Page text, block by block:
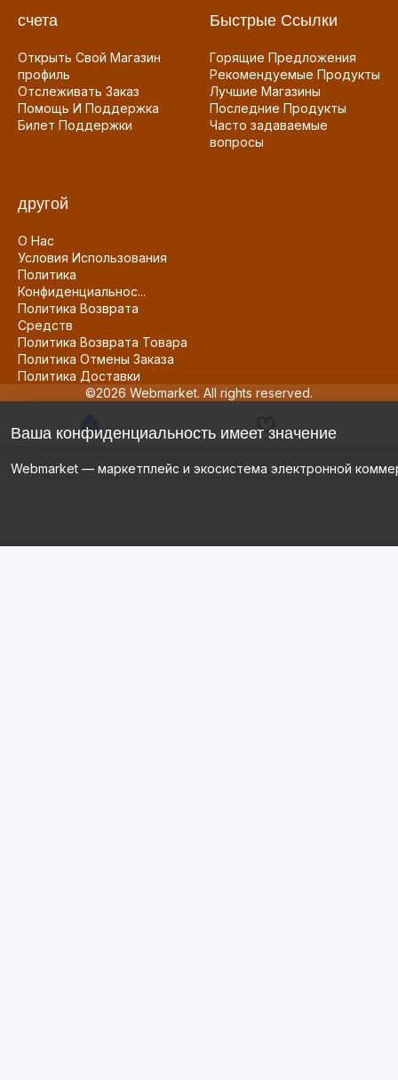
счета
Открыть Свой Магазин
профиль
Отслеживать Заказ
Помощь И Поддержка
Билет Поддержки
Быстрые Ссылки
Горящие Предложения
Рекомендуемые Продукты
Лучшие Магазины
Последние Продукты
Часто задаваемые
вопросы
другой
О Нас
Условия Использования
Политика
Конфиденциальнос...
Политика Возврата
Средств
Политика Возврата Товара
Политика Отмены Заказа
Политика Доставки
©2026 Webmarket. All rights reserved.
Ваша конфиденциальность имеет значение
Webmarket — маркетплейс и экосистема электронной